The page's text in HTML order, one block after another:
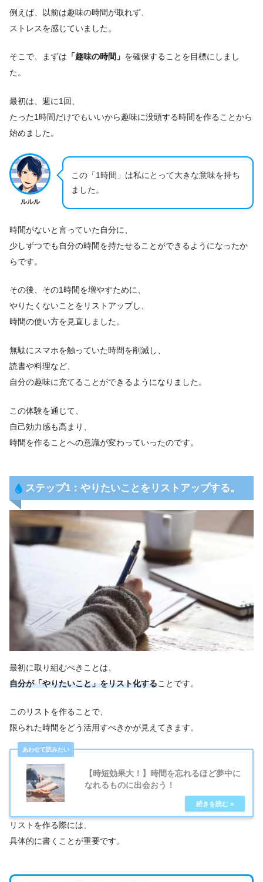
例えば、以前は趣味の時間が取れず、
ストレスを感じていました。
そこで、まずは 「趣味の時間」 を確保することを目標にしまし
た。
最初は、週に1回、
たった1時間だけでもいいから趣味に没頭する時間を作ることから
始めました。
ルルル
この「1時間」は私にとって大きな意味を持ち
ました。
時間がないと言っていた自分に、
少しずつでも自分の時間を持たせることができるようになったか
らです。
その後、その1時間を増やすために、
やりたくないことをリストアップし、
時間の使い方を見直しました。
無駄にスマホを触っていた時間を削減し、
読書や料理など、
自分の趣味に充てることができるようになりました。
この体験を通じて、
自己効力感も高まり、
時間を作ることへの意識が変わっていったのです。
ステップ1：やりたいことをリストアップする。
最初に取り組むべきことは、
自分が「やりたいこと」をリスト化することです。
このリストを作ることで、
限られた時間をどう活用すべきかが見えてきます。
【時短効果大！】時間を忘れるほど夢中に
なれるものに出会おう！
リストを作る際には、
具体的に書くことが重要です。